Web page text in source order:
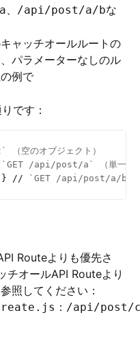
、 /api/post/a/bな
ャッチオールルートの
パラメーターなしのル
例で
です：
空のオブジェクト）
`GET /api/post/a` （単一要素
} // `GET /api/post/a/b` （
Routeよりも優先さ
チオールAPI Routeより
照してください：
： /api/post/